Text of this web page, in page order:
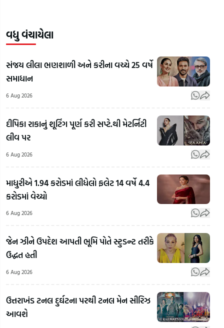
વધુ વંચાયેલા
સંજય લીલા ભણશાળી અને કરીના વચ્ચે 25 વર્ષે
સમાધાન
6 Aug 2026
દીપિકા રાકાનું શૂટિંગ પૂર્ણ કરી સપ્ટે.થી મેટર્નિટી
લીવ પર
6 Aug 2026
માધુરીએ 1.94 કરોડમાં લીધેલો ફલેટ 14 વર્ષે 4.4
કરોડમાં વેચ્યો
6 Aug 2026
જેન ઝીને ઉપદેશ આપતી ભૂમિ પોતે સ્ટુડન્ટ તરીકે
ઉદ્ધત હતી
6 Aug 2026
ઉત્તરાખંડ ટનલ દુર્ઘટના પરથી ટનલ મેન સીરિઝ
આવશે
RSS
Chief
Bhagwat
On
LGBTQ:
LGBTQ+
સમલૈંગિક
લગ્નો મુદ્દે
જેના પર
પનીરની